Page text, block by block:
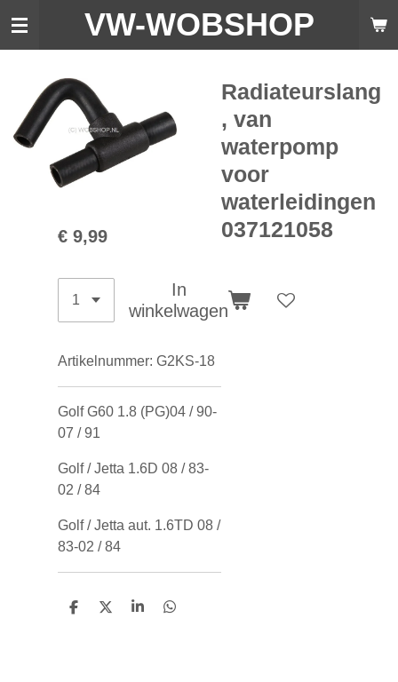
Ga
hoofdinhoud
VW-WOBSHOP
Radiateurslang
, van
waterpomp
voor
waterleidingen
037121058
€ 9,99
In
winkelwagen
Artikelnummer: G2KS-18
Golf G60 1.8 (PG)04 / 90-
07 / 91
Golf / Jetta 1.6D 08 / 83-
02 / 84
Golf / Jetta aut. 1.6TD 08 /
83-02 / 84
D
D
S
D